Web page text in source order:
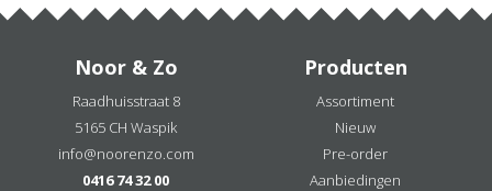
Noor & Zo
Raadhuisstraat 8
5165 CH Waspik
info@noorenzo.com
0416 74 32 00
Producten
Assortiment
Nieuw
Pre-order
Aanbiedingen